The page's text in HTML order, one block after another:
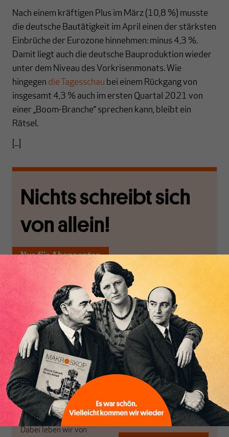
Inhaltsverzeichnis
Nach einem kräftigen Plus im März (10,8 %) musste
die deutsche Bautätigkeit im April einen der stärksten
Einbrüche der Eurozone hinnehmen: minus 4,3 %.
Damit liegt auch die deutsche Bauproduktion wieder
unter dem Niveau des Vorkrisenmonats. Wie
hingegen die Tagesschau bei einem Rückgang von
insgesamt 4,3 % auch im ersten Quartal 2021 von
einer „Boom-Branche“ sprechen kann, bleibt ein
Rätsel.
[...]
Nichts schreibt sich
von allein!
Nur für Abonnenten
MAKROSKOP analysiert
wirtschaftspolitische
Themen aus einer
postkeynesianischen
Perspektive und ist damit
in Deutschland einzigartig.
MAKROSKOP steht für
das große Ganze. Wir
haben einen Blick auf
Geld, Wirtschaft und
Politik, den Sie so
woanders nicht finden.
Dabei leben wir von
Wir verlassen die
journalistische Filterblase,
in der sich viele
eingerichtet haben. Wir
öffnen Fenster und
bringen frische Luft in die
engen und verstaubten
Debattenräume.
Brauchen Sie auch frische
Luft? Dann folgen Sie
einfach dem Button.